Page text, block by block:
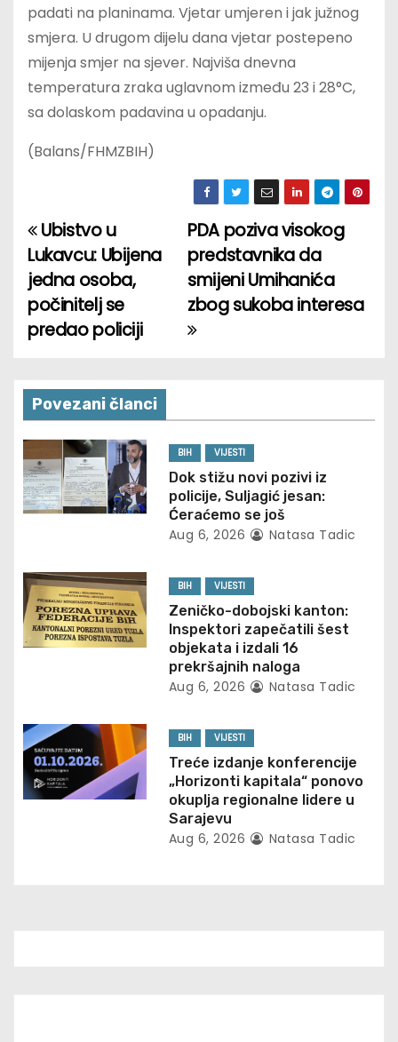
padati na planinama. Vjetar umjeren i jak južnog
smjera. U drugom dijelu dana vjetar postepeno
mijenja smjer na sjever. Najviša dnevna
temperatura zraka uglavnom između 23 i 28°C,
sa dolaskom padavina u opadanju.
(Balans/FHMZBIH)
P
o
s
t
n
a
v
i
a
t
i
n
PDA poziva visokog
predstavnika da
smijeni Umihanića
zbog sukoba interesa
Ubistvo u
Lukavcu: Ubijena
jedna osoba,
počinitelj se
predao policiji
Povezani članci
BIH VIJESTI
Dok stižu novi pozivi iz
policije, Suljagić jesan:
Ćeraćemo se još
Aug 6, 2026 Natasa Tadic
BIH VIJESTI
Zeničko-dobojski kanton:
Inspektori zapečatili šest
objekata i izdali 16
prekršajnih naloga
Aug 6, 2026 Natasa Tadic
BIH VIJESTI
Treće izdanje konferencije
„Horizonti kapitala“ ponovo
okuplja regionalne lidere u
Sarajevu
Aug 6, 2026 Natasa Tadic